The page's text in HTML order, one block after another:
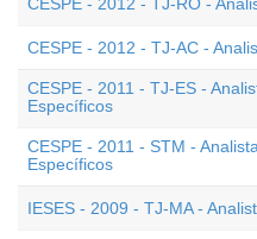
CESPE - 2012 - TJ-AC -
CESPE - 2011 - TJ-ES -
Específicos
CESPE - 2011 - STM -
Específicos
IESES - 2009 - TJ-MA -